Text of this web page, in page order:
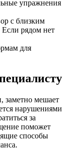
упражнения
с близким
рядом нет
для
заметно мешает
нарушениями
за
поможет
способы